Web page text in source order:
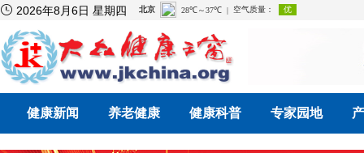
 2026年8月6日 星期四
健康新闻 养老健康 健康科普 专家园地